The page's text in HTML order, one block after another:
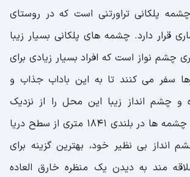
پلکانی تراورتنی است که در روستای
قرار دارد. چشمه های پلکانی بسیار زیبا
چشم نواز است که افراد بسیار زیادی برای
سفر می کنند تا به این باداب جذاب و
و چشم انداز زیبا این محل را از نزدیک
مشاهده کنند. این چشمه ها در بلندی 1841 متری از سطح دریا
انداز بی نظیر خود، بهترین گزینه برای
مند به دیدن یک منظره خارق العاده